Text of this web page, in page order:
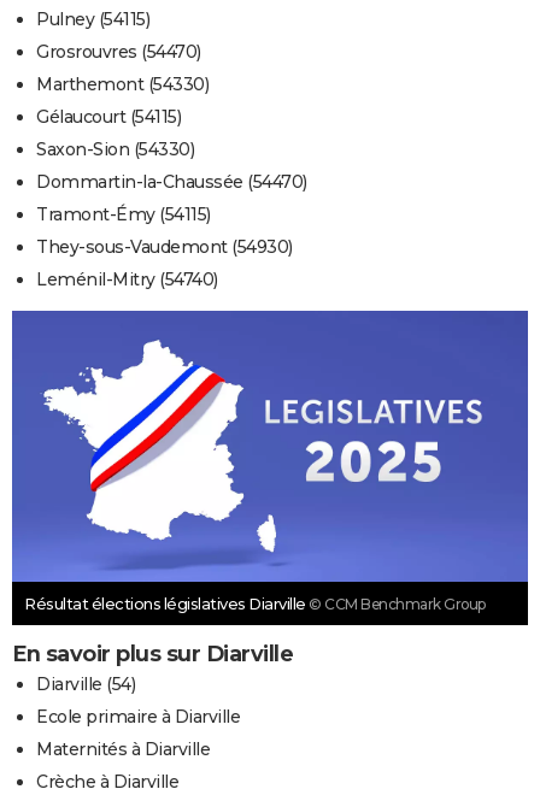
Pulney (54115)
Grosrouvres (54470)
Marthemont (54330)
Gélaucourt (54115)
Saxon-Sion (54330)
Dommartin-la-Chaussée (54470)
Tramont-Émy (54115)
They-sous-Vaudemont (54930)
Leménil-Mitry (54740)
Résultat élections législatives Diarville © CCM Benchmark Group
En savoir plus sur Diarville
Diarville (54)
Ecole primaire à Diarville
Maternités à Diarville
Crèche à Diarville